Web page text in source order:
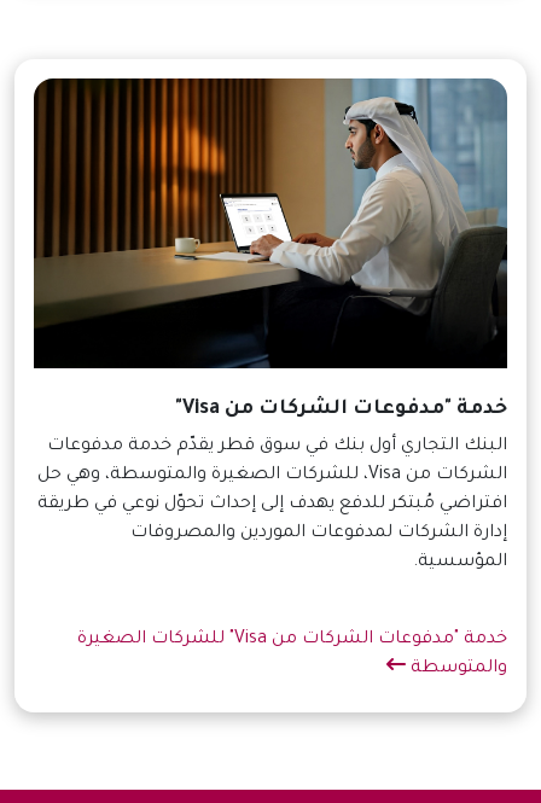
خدمة "مدفوعات الشركات من Visa"
البنك التجاري أول بنك في سوق قطر يقدّم خدمة مدفوعات
الشركات من Visa، للشركات الصغيرة والمتوسطة، وهي حل
افتراضي مُبتكر للدفع يهدف إلى إحداث تحوّل نوعي في طريقة
إدارة الشركات لمدفوعات الموردين والمصروفات
المؤسسية.
خدمة "مدفوعات الشركات من Visa" للشركات الصغيرة
والمتوسطة